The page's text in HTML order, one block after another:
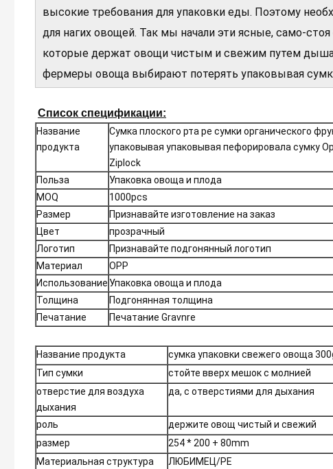
высокие требования для упаковки еды. Поэтому
для нагих овощей. Так мы начали эти ясные, само-
которые держат овощи чистым и свежим путем
фермеры овоща выбирают потерять упаковывая
Список спецификации:
Название
продукта
Сумка плоского рта pe сумки органического
упаковывая упаковывая пефорировала сумку
Ziplock
Польза
Упаковка овоща и плода
MOQ
1000pcs
Размер
Признавайте изготовление на заказ
Цвет
прозрачный
Логотип
Признавайте подгонянный логотип
Материал
OPP
Использование Упаковка овоща и плода
Толщина
Подгонянная толщина
Печатание
Печатание Gravnre
Название продукта
сумка упаковки свежего овоща
Тип сумки
стойте вверх мешок с молнией
отверстие для воздуха
дыхания
да, с отверстиями для дыхания
роль
держите овощ чистый и свежий
размер
254 * 200 + 80mm
Материальная структура
ЛЮБИМЕЦ/PE